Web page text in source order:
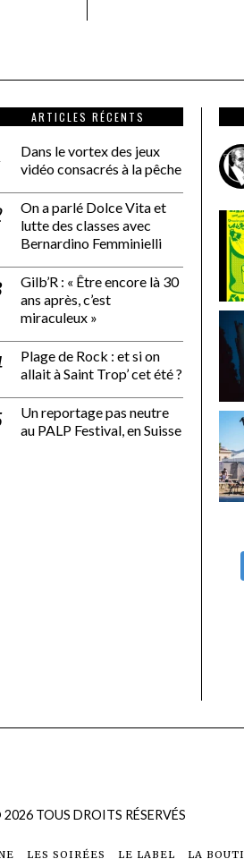
ARTICLES RÉCENTS
Dans le vortex des jeux
vidéo consacrés à la pêche
On a parlé Dolce Vita et
lutte des classes avec
Bernardino Femminielli
Gilb’R : « Être encore là 30
ans après, c’est
miraculeux »
Plage de Rock : et si on
allait à Saint Trop’ cet été ?
Un reportage pas neutre
au PALP Festival, en Suisse
2026TOUS DROITS RÉSERVÉS
LES SOIRÉES LE LABEL LA